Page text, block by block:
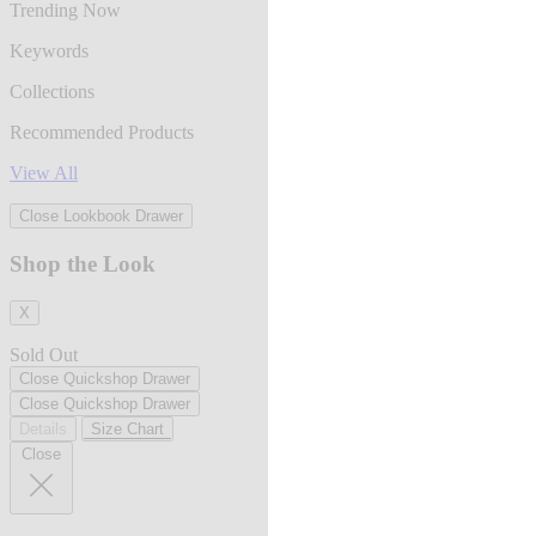
Trending Now
Keywords
Collections
Recommended Products
View All
Close Lookbook Drawer
Shop the Look
X
Sold Out
Close Quickshop Drawer
Close Quickshop Drawer
Size Chart
Close